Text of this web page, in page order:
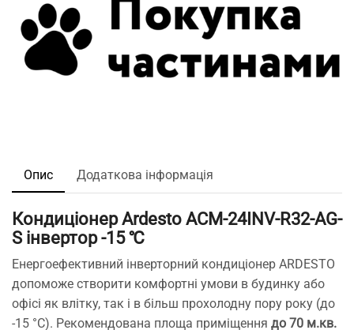
Опис Додаткова інформація
Кондиціонер Ardesto ACM-24INV-R32-AG-
S інвертор -15 ℃
Енергоефективний інверторний кондиціонер ARDESTO
допоможе створити комфортні умови в будинку або
офісі як влітку, так і в більш прохолодну пору року (до
-15 °С). Рекомендована площа приміщення до 70 м.кв.